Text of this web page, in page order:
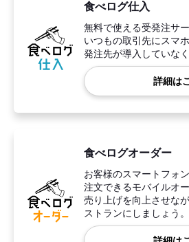
食べログ仕入
無料で使える受発注サー
いつもの取引先にスマ
発注先が導入していな
詳細は
食べログオーダー
お客様のスマートフォ
注文できるモバイルオ
売り上げを向上させな
ストランにしましょう。